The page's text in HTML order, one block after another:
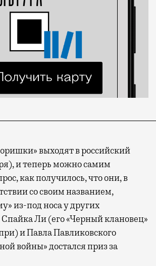
выходят в российский
и теперь можно самим
как получилось, что они, в
со своим названием,
из-под носа у других
Ли (его «Черный клановец»
и Павла Павликовского
войны» достался приз за